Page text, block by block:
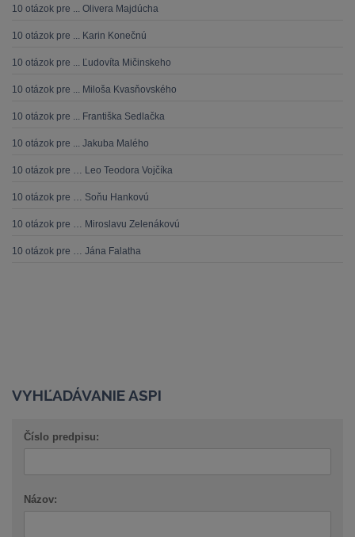
10 otázok pre ... Olivera Majdúcha
10 otázok pre ... Karin Konečnú
10 otázok pre ... Ľudovíta Mičinskeho
10 otázok pre ... Miloša Kvasňovského
10 otázok pre ... Františka Sedlačka
10 otázok pre ... Jakuba Malého
10 otázok pre … Leo Teodora Vojčíka
10 otázok pre … Soňu Hankovú
10 otázok pre … Miroslavu Zelenákovú
10 otázok pre … Jána Falatha
VYHĽADÁVANIE ASPI
Číslo predpisu:
Názov: